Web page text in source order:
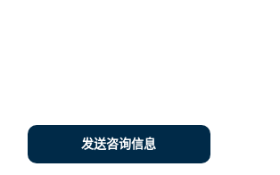
发送咨询信息